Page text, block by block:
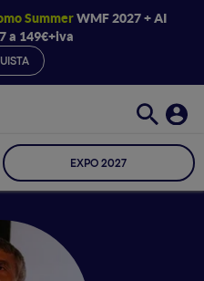
SummerWMF 2027 + AI
a 149€+iva
EXPO 2027